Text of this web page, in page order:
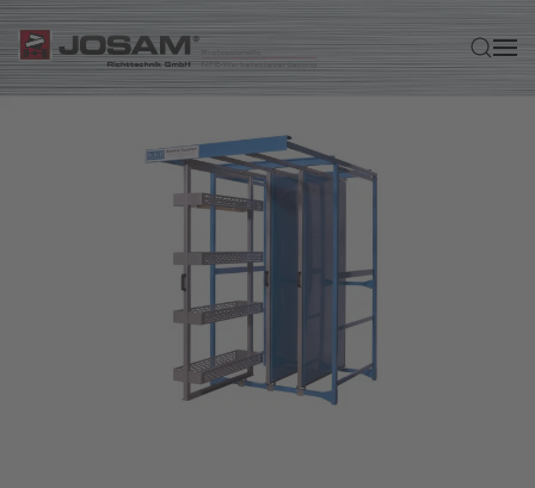
Zum Hauptinhalt springen